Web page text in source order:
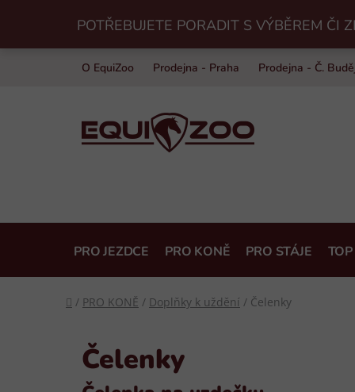
obsah
POTŘEBUJETE PORADIT S VÝBĚREM ČI
O EquiZoo Prodejna - Praha Prodejna - Č.
PRO JEZDCE PRO KONĚ PRO STÁJE
Domů
/ PRO KONĚ / Doplňky k uždění / Čelenky
Čelenky